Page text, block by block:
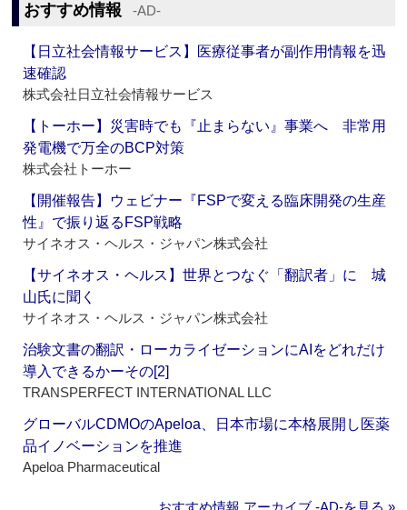
おすすめ情報 ‐AD‐
【日立社会情報サービス】医療従事者が副作用情報を迅
速確認
株式会社日立社会情報サービス
【トーホー】災害時でも『止まらない』事業へ 非常用
発電機で万全のBCP対策
株式会社トーホー
【開催報告】ウェビナー『FSPで変える臨床開発の生産
性』で振り返るFSP戦略
サイネオス・ヘルス・ジャパン株式会社
【サイネオス・ヘルス】世界とつなぐ「翻訳者」に 城
山氏に聞く
サイネオス・ヘルス・ジャパン株式会社
治験文書の翻訳・ローカライゼーションにAIをどれだけ
導入できるかーその[2]
TRANSPERFECT INTERNATIONAL LLC
グローバルCDMOのApeloa、日本市場に本格展開し医薬
品イノベーションを推進
Apeloa Pharmaceutical